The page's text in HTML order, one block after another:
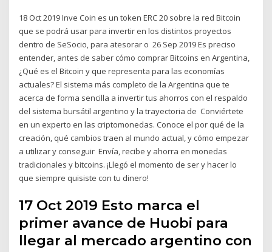
18 Oct 2019 Inve Coin es un token ERC 20 sobre la red Bitcoin
que se podrá usar para invertir en los distintos proyectos
dentro de SeSocio, para atesorar o 26 Sep 2019 Es preciso
entender, antes de saber cómo comprar Bitcoins en Argentina,
¿Qué es el Bitcoin y que representa para las economías
actuales? El sistema más completo de la Argentina que te
acerca de forma sencilla a invertir tus ahorros con el respaldo
del sistema bursátil argentino y la trayectoria de Conviértete
en un experto en las criptomonedas. Conoce el por qué de la
creación, qué cambios traen al mundo actual, y cómo empezar
a utilizar y conseguir Envía, recibe y ahorra en monedas
tradicionales y bitcoins. ¡Llegó el momento de ser y hacer lo
que siempre quisiste con tu dinero!
17 Oct 2019 Esto marca el
primer avance de Huobi para
llegar al mercado argentino con